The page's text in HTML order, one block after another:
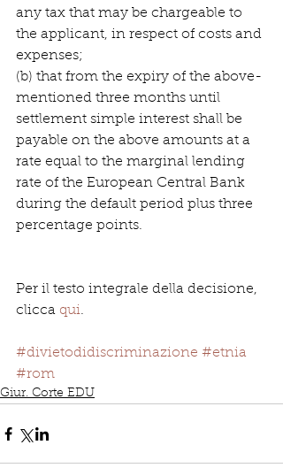
any tax that may be chargeable to
the applicant, in respect of costs and
expenses;
(b) that from the expiry of the above-
mentioned three months until
settlement simple interest shall be
payable on the above amounts at a
rate equal to the marginal lending
rate of the European Central Bank
during the default period plus three
percentage points.
Per il testo integrale della decisione,
clicca qui.
#divietodidiscriminazione #etnia
#rom
Giur. Corte EDU